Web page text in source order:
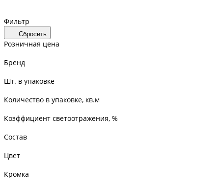
Фильтр
Сбросить
Розничная цена
Бренд
Шт. в упаковке
Количество в упаковке, кв.м
Коэффициент светоотражения, %
Состав
Цвет
Кромка